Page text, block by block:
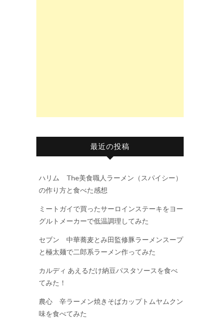
最近の投稿
ハリム The美食職人ラーメン（スパイシー）
の作り方と食べた感想
ミートガイで買ったサーロインステーキをヨー
グルトメーカーで低温調理してみた
セブン 中華蕎麦とみ田監修豚ラーメンスープ
と極太麺で二郎系ラーメン作ってみた
カルディ あえるだけ納豆パスタソースを食べ
てみた！
農心 辛ラーメン焼きそばカップトムヤムクン
味を食べてみた